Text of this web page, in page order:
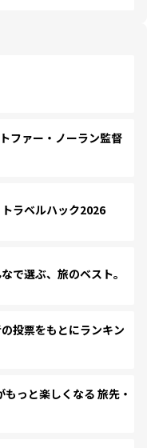
ファー・ノーラン監督
ラベルハック2026
で選ぶ、旅のベスト。
投票をもとにランキン
っと楽しくなる 旅先・